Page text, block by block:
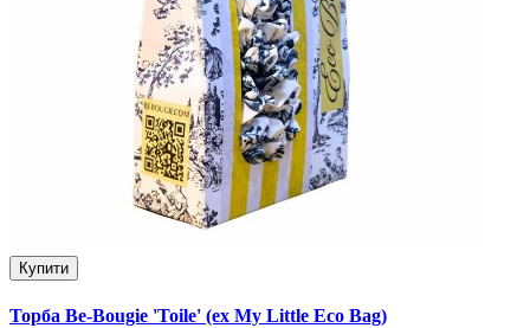
Купити
Торба Be-Bougie 'Toile' (ex My Little Eco Bag)